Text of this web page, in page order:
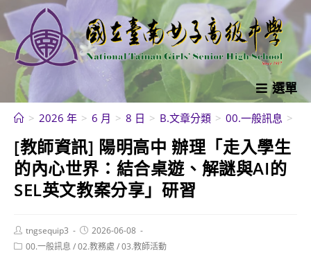
跳
轉
至
內
選單
> 2026 年 > 6 月 > 8 日 > B.文章分類 > 00.一般訊息 >
[教師資訊] 陽明高中 辦理「走入學生
的內心世界：結合桌遊、解謎與AI的
SEL英文教案分享」研習
Post
author:
tngsequip3
Post
published:
2026-06-08
Post00.一般訊息 /02.教務處 /03.教師活動